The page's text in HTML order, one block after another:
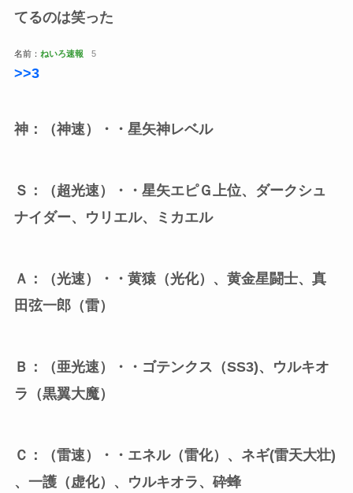
てるのは笑った
名前： ねいろ速報 5
>>3
神：（神速）・・星矢神レベル
Ｓ：（超光速）・・星矢エピＧ上位、ダークシュ
ナイダー、ウリエル、ミカエル
Ａ：（光速）・・黄猿（光化）、黄金星闘士、真
田弦一郎（雷）
Ｂ：（亜光速）・・ゴテンクス（SS3)、ウルキオ
ラ（黒翼大魔）
Ｃ：（雷速）・・エネル（雷化）、ネギ(雷天大壮)
、一護（虚化）、ウルキオラ、砕蜂